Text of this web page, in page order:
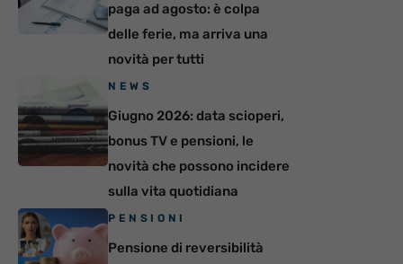
paga ad agosto: è colpa
delle ferie, ma arriva una
novità per tutti
NEWS
Giugno 2026: data scioperi,
bonus TV e pensioni, le
novità che possono incidere
sulla vita quotidiana
PENSIONI
Pensione di reversibilità